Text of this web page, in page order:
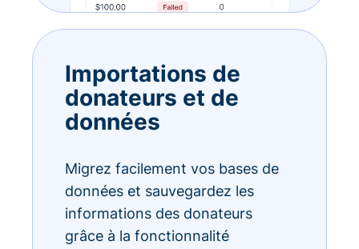
Importations de
donateurs et de
données
Migrez facilement vos bases de
données et sauvegardez les
informations des donateurs
grâce à la fonctionnalité